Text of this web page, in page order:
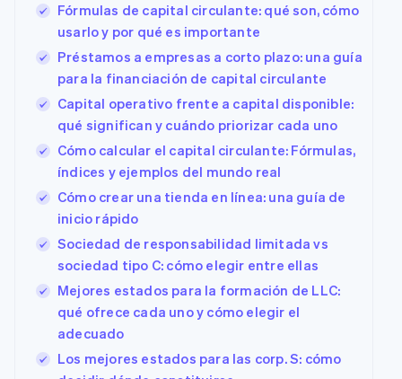
Fórmulas de capital circulante: qué son, cómo
usarlo y por qué es importante
Préstamos a empresas a corto plazo: una guía
para la financiación de capital circulante
Capital operativo frente a capital disponible:
qué significan y cuándo priorizar cada uno
Cómo calcular el capital circulante: Fórmulas,
índices y ejemplos del mundo real
Cómo crear una tienda en línea: una guía de
inicio rápido
Sociedad de responsabilidad limitada vs
sociedad tipo C: cómo elegir entre ellas
Mejores estados para la formación de LLC:
qué ofrece cada uno y cómo elegir el
adecuado
Los mejores estados para las corp. S: cómo